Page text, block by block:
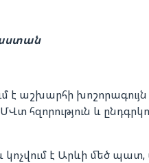
աշխարհի խոշորագույն
ՄՎտ հզորություն և
կոչվում է Արևի մեծ